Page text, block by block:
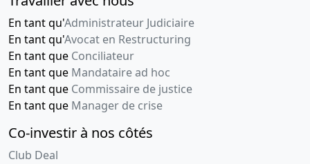
En tant qu'Administrateur Judiciaire
En tant qu'Avocat en Restructuring
En tant que Conciliateur
En tant que Mandataire ad hoc
En tant que Commissaire de justice
En tant que Manager de crise
Co-investir à nos côtés
Club Deal